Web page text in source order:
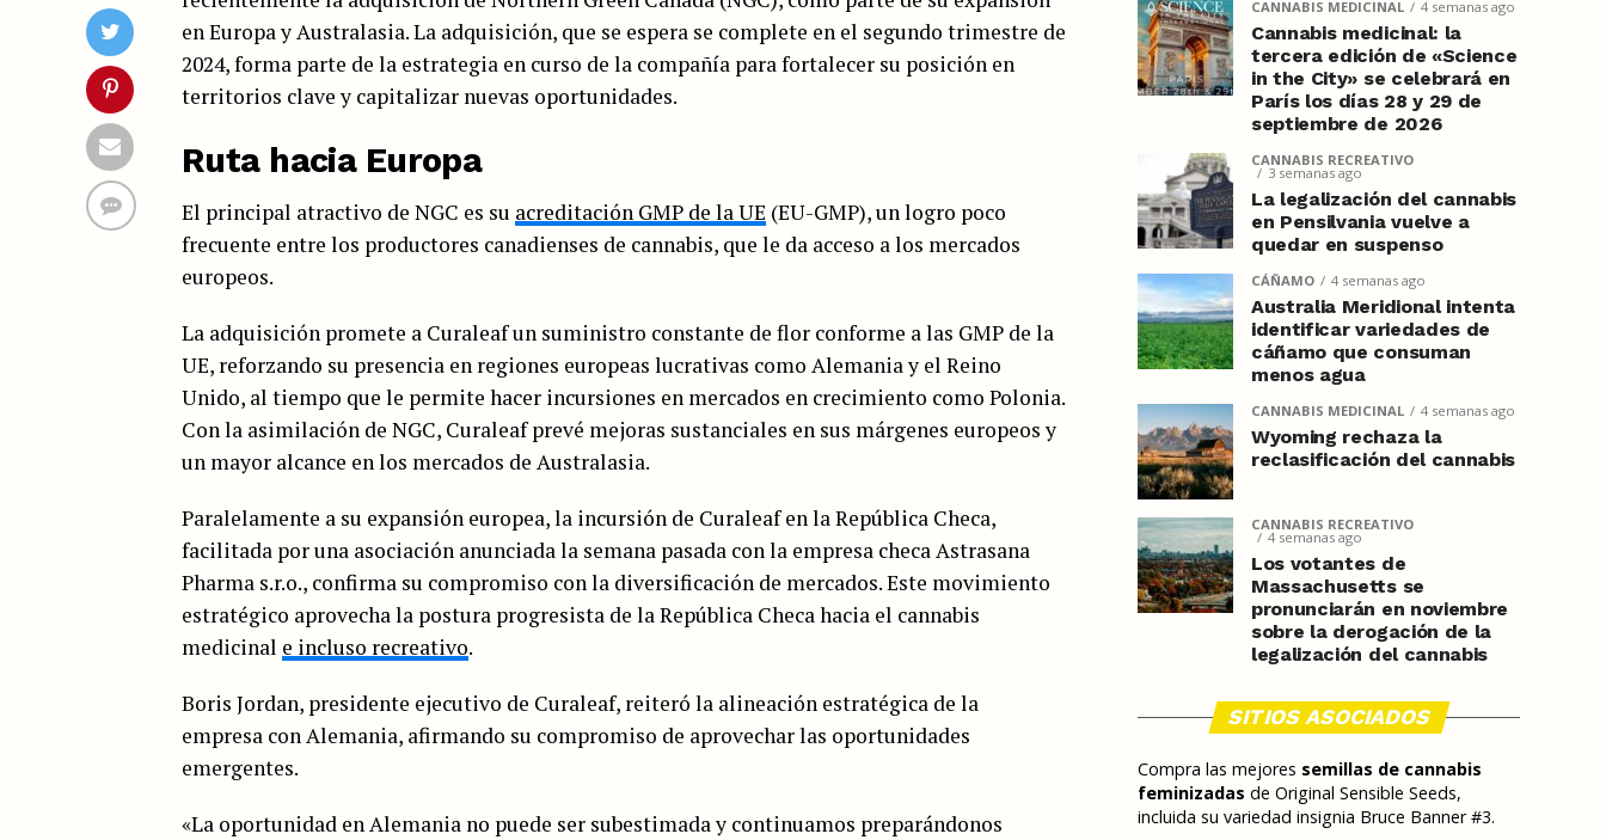
en Europa y Australasia. La adquisición, que se espera se complete en el segundo trimestre de
2024, forma parte de la estrategia en curso de la compañía para fortalecer su posición en
territorios clave y capitalizar nuevas oportunidades.
Ruta hacia Europa
El principal atractivo de NGC es su acreditación GMP de la UE (EU-GMP), un logro poco
frecuente entre los productores canadienses de cannabis, que le da acceso a los mercados
europeos.
La adquisición promete a Curaleaf un suministro constante de flor conforme a las GMP de la
UE, reforzando su presencia en regiones europeas lucrativas como Alemania y el Reino
Unido, al tiempo que le permite hacer incursiones en mercados en crecimiento como Polonia.
Con la asimilación de NGC, Curaleaf prevé mejoras sustanciales en sus márgenes europeos y
un mayor alcance en los mercados de Australasia.
Paralelamente a su expansión europea, la incursión de Curaleaf en la República Checa,
facilitada por una asociación anunciada la semana pasada con la empresa checa Astrasana
Pharma s.r.o., confirma su compromiso con la diversificación de mercados. Este movimiento
estratégico aprovecha la postura progresista de la República Checa hacia el cannabis
medicinal e incluso recreativo.
Boris Jordan, presidente ejecutivo de Curaleaf, reiteró la alineación estratégica de la
empresa con Alemania, afirmando su compromiso de aprovechar las oportunidades
emergentes.
«La oportunidad en Alemania no puede ser subestimada y continuamos preparándonos
CANNABIS MEDICINAL 4 semanas ago
Cannabis medicinal: la
tercera edición de «Science
in the City» se celebrará en
París los días 28 y 29 de
septiembre de 2026
CANNABIS RECREATIVO
3 semanas ago
La legalización del cannabis
en Pensilvania vuelve a
quedar en suspenso
CÁÑAMO 4 semanas ago
Australia Meridional intenta
identificar variedades de
cáñamo que consuman
menos agua
CANNABIS MEDICINAL 4 semanas ago
Wyoming rechaza la
reclasificación del cannabis
CANNABIS RECREATIVO
4 semanas ago
Los votantes de
Massachusetts se
pronunciarán en noviembre
sobre la derogación de la
legalización del cannabis
SITIOS ASOCIADOS
Compra las mejores semillas de cannabis
feminizadas de Original Sensible Seeds,
incluida su variedad insignia Bruce Banner #3.